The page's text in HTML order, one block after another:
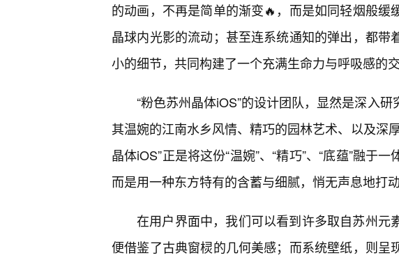
的动画，不再是简单的渐变🔥，而是如同轻烟般缓
晶球内光影的流动；甚至连系统通知的弹出，都带
小的细节，共同构建了一个充满生命力与呼吸感的交
“粉色苏州晶体iOS”的设计团队，显然是深入
其温婉的江南水乡风情、精巧的园林艺术、以及深
晶体iOS”正是将这份“温婉”、“精巧”、“底蕴”融于
而是用一种东方特有的含蓄与细腻，悄无声息地打动
在用户界面中，我们可以看到许多取自苏州元
便借鉴了古典窗棂的几何美感；而系统壁纸，则呈